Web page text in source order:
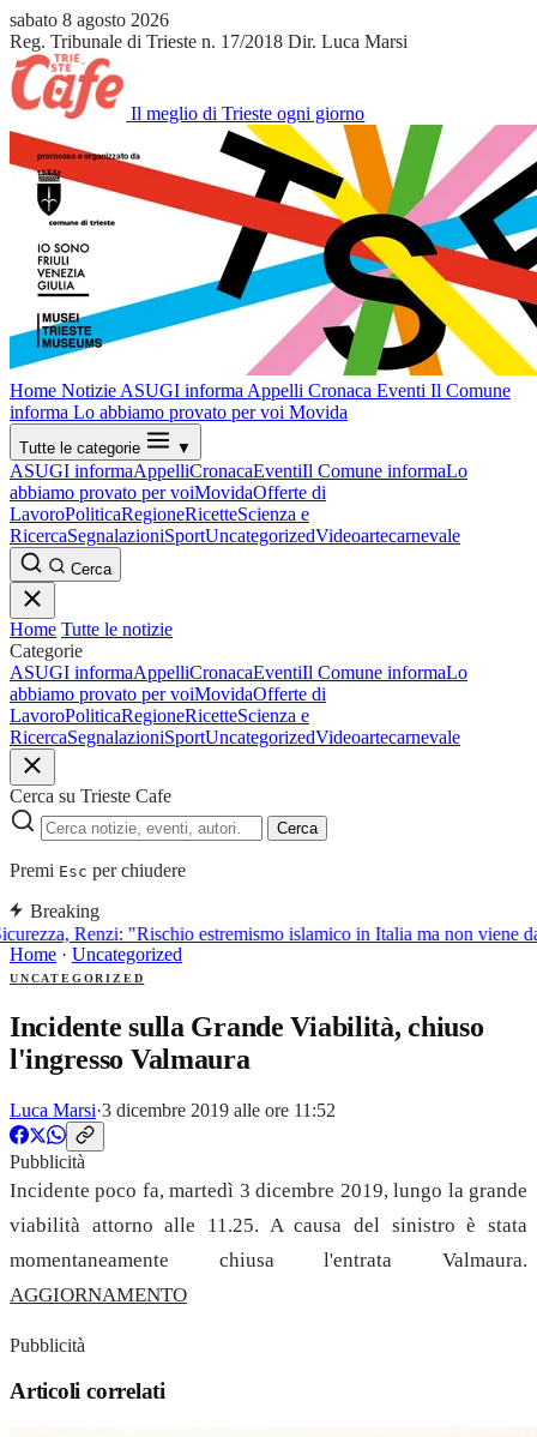
sabato 8 agosto 2026
Reg. Tribunale di Trieste n. 17/2018 Dir. Luca Marsi
Il meglio di Trieste ogni giorno
Home Notizie ASUGI informa Appelli Cronaca Eventi Il Comune
informa Lo abbiamo provato per voi Movida
Tutte le categorie ▼
ASUGI informaAppelliCronacaEventiIl Comune informaLo
abbiamo provato per voiMovidaOfferte di
LavoroPoliticaRegioneRicetteScienza e
RicercaSegnalazioniSportUncategorizedVideoartecarnevale
Cerca
Home Tutte le notizie
Categorie
ASUGI informaAppelliCronacaEventiIl Comune informaLo
abbiamo provato per voiMovidaOfferte di
LavoroPoliticaRegioneRicetteScienza e
RicercaSegnalazioniSportUncategorizedVideoartecarnevale
Cerca su Trieste Cafe
Cerca
Premi Esc per chiudere
Breaking
Renzi: "Rischio estremismo islamico in Italia ma non viene
Home · Uncategorized
UNCATEGORIZED
Incidente sulla Grande Viabilità, chiuso
l'ingresso Valmaura
Luca Marsi·3 dicembre 2019 alle ore 11:52
Pubblicità
Incidente poco fa, martedì 3 dicembre 2019, lungo la grande
viabilità attorno alle 11.25. A causa del sinistro è stata
momentaneamente chiusa l'entrata Valmaura.
AGGIORNAMENTO
Pubblicità
Articoli correlati